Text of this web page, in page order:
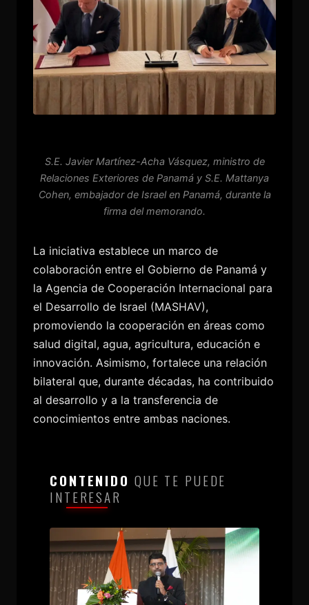
S.E. Javier Martínez-Acha Vásquez, ministro de
Relaciones Exteriores de Panamá y S.E. Mattanya
Cohen, embajador de Israel en Panamá, durante la
firma del memorando.
La iniciativa establece un marco de
colaboración entre el Gobierno de Panamá y
la Agencia de Cooperación Internacional para
el Desarrollo de Israel (MASHAV),
promoviendo la cooperación en áreas como
salud digital, agua, agricultura, educación e
innovación. Asimismo, fortalece una relación
bilateral que, durante décadas, ha contribuido
al desarrollo y a la transferencia de
conocimientos entre ambas naciones.
CONTENIDO QUE TE PUEDE
INTERESAR